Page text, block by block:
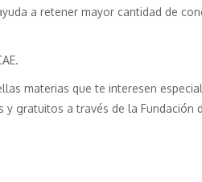
a retener mayor cantidad de
materias que te interesen
y gratuitos a través de la Fundación